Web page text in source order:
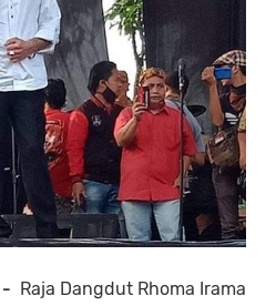
- Raja Dangdut Rhoma Irama